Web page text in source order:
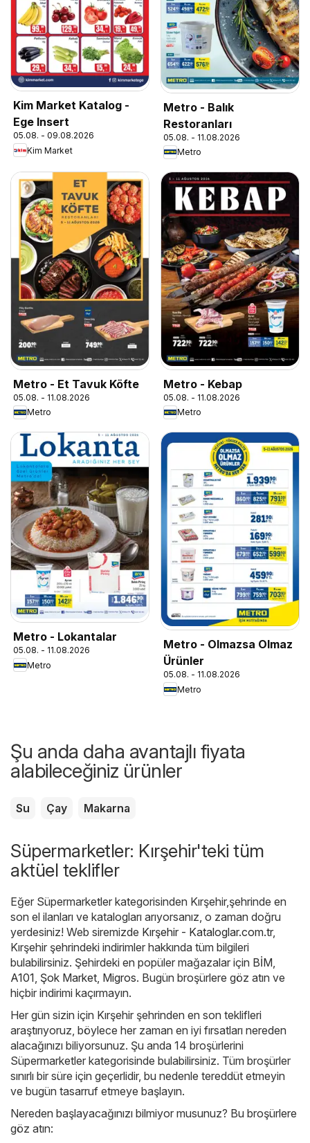
Kim Market Katalog -
Ege Insert
05.08. - 09.08.2026
Kim Market
Metro - Balık
Restoranları
05.08. - 11.08.2026
Metro
Metro - Et Tavuk Köfte
05.08. - 11.08.2026
Metro
Metro - Kebap
05.08. - 11.08.2026
Metro
Metro - Lokantalar
05.08. - 11.08.2026
Metro
Metro - Olmazsa Olmaz
Ürünler
05.08. - 11.08.2026
Metro
Şu anda daha avantajlı fiyata
alabileceğiniz ürünler
Su Çay Makarna
Süpermarketler: Kırşehir'teki tüm
aktüel teklifler
Eğer Süpermarketler kategorisinden Kırşehir,şehrinde en
son el ilanları ve katalogları arıyorsanız, o zaman doğru
yerdesiniz! Web siremizde Kırşehir - Kataloglar.com.tr,
Kırşehir şehrindeki indirimler hakkında tüm bilgileri
bulabilirsiniz. Şehirdeki en popüler mağazalar için BİM,
A101, Şok Market, Migros. Bugün broşürlere göz atın ve
hiçbir indirimi kaçırmayın.
Her gün sizin için Kırşehir şehrinden en son teklifleri
araştırıyoruz, böylece her zaman en iyi fırsatları nereden
alacağınızı biliyorsunuz. Şu anda 14 broşürlerini
Süpermarketler kategorisinde bulabilirsiniz. Tüm broşürler
sınırlı bir süre için geçerlidir, bu nedenle tereddüt etmeyin
ve bugün tasarruf etmeye başlayın.
Nereden başlayacağınızı bilmiyor musunuz? Bu broşürlere
göz atın: